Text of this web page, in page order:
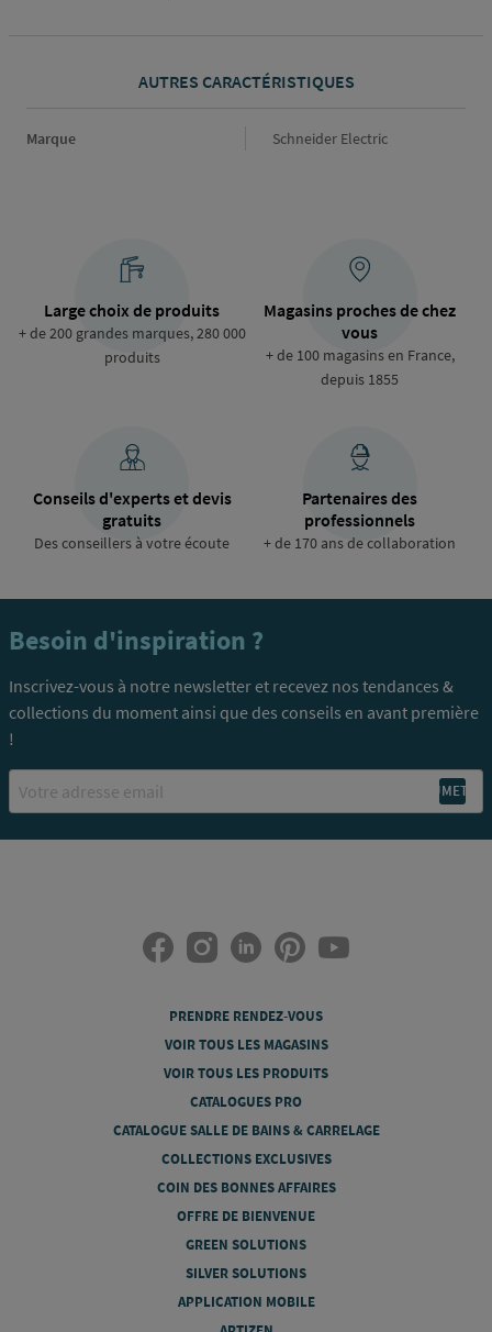
AUTRES CARACTÉRISTIQUES
Marque Marque
Schneider Electric
Large choix de produits
+ de 200 grandes marques, 280 000
produits
Magasins proches de chez
vous
+ de 100 magasins en France,
depuis 1855
Conseils d'experts et devis
gratuits
Des conseillers à votre écoute
Partenaires des
professionnels
+ de 170 ans de collaboration
Besoin d'inspiration ?
Inscrivez-vous à notre newsletter et recevez nos tendances &
collections du moment ainsi que des conseils en avant première
!
PRENDRE RENDEZ-VOUS
VOIR TOUS LES MAGASINS
VOIR TOUS LES PRODUITS
CATALOGUES PRO
CATALOGUE SALLE DE BAINS & CARRELAGE
COLLECTIONS EXCLUSIVES
COIN DES BONNES AFFAIRES
OFFRE DE BIENVENUE
GREEN SOLUTIONS
SILVER SOLUTIONS
APPLICATION MOBILE